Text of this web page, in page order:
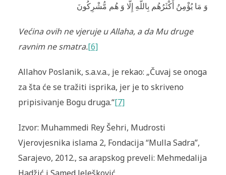
وَ مَا يُؤْمِنُ أَكْثَرُهُم بِاللَّهِ إِلَّا وَ هُم مُّشْرِكُونَ
Većina ovih ne vjeruje u Allaha, a da Mu druge
ravnim ne smatra.[6]
Allahov Poslanik, s.a.v.a., je rekao: „Čuvaj se onoga
za šta će se tražiti isprika, jer je to skriveno
pripisivanje Bogu druga.“[7]
Izvor: Muhammedi Rey Šehri, Mudrosti
Vjerovjesnika islama 2, Fondacija “Mulla Sadra”,
Sarajevo, 2012., sa arapskog preveli: Mehmedalija